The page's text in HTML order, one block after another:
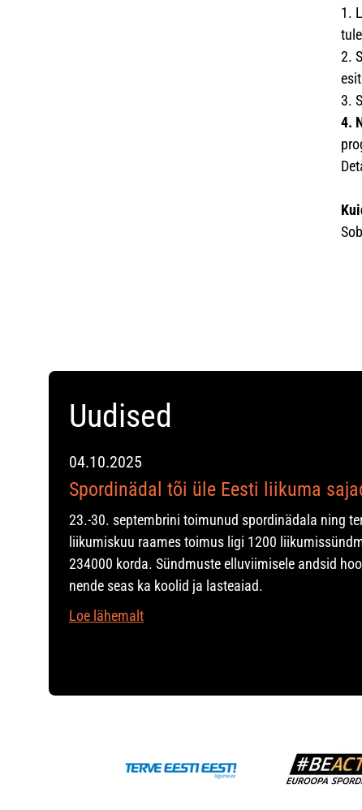
1.
2.
3.
4.
Uudised
04.10.2025
Spordinädal tõi üle Eesti liikuma
23.-30. septembrini toimunud spordinädala ning
liikumiskuu raames toimus ligi 1200
234000 korda. Sündmuste elluviimisele andsid
nende seas ka koolid ja lasteaiad.
Loe lähemalt